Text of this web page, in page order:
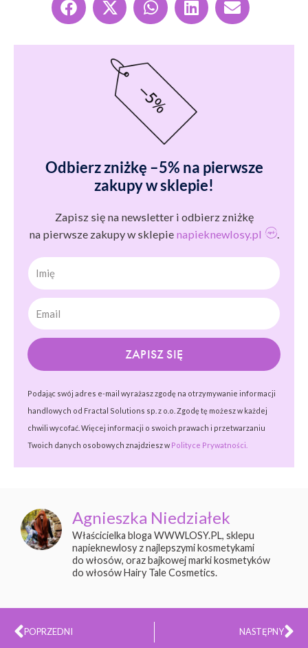
Odbierz zniżkę –5% na pierwsze
zakupy w sklepie!
Zapisz się na newsletter i odbierz zniżkę
na pierwsze zakupy w sklepie napieknewlosy.pl .
Imię
ZAPISZ SIĘ
Podając swój adres e-mail wyrażasz zgodę na otrzymywanie informacji
handlowych od Fractal Solutions sp. z o.o. Zgodę tę możesz w każdej
chwili wycofać. Więcej informacji o swoich prawach i przetwarzaniu
Twoich danych osobowych znajdziesz w Polityce Prywatności.
Agnieszka Niedziałek
Właścicielka bloga WWWLOSY.PL, sklepu
napieknewlosy z najlepszymi kosmetykami
do włosów, oraz bajkowej marki kosmetyków
do włosów Hairy Tale Cosmetics.
Prev
POPRZEDNI NASTĘPNY